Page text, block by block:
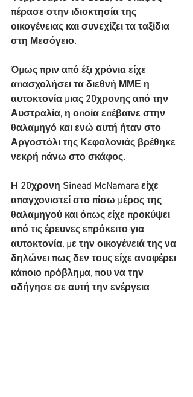
πέρασε στην ιδιοκτησία της
οικογένειας και συνεχίζει τα ταξίδια
στη Μεσόγειο.
Όμως πριν από έξι χρόνια είχε
απασχολήσει τα διεθνή ΜΜΕ η
αυτοκτονία μιας 20χρονης από την
Αυστραλία, η οποία επέβαινε στην
θαλαμηγό και ενώ αυτή ήταν στο
Αργοστόλι της Κεφαλονιάς βρέθηκε
νεκρή πάνω στο σκάφος.
Η 20χρονη Sinead McNamara είχε
απαγχονιστεί στο πίσω μέρος της
θαλαμηγού και όπως είχε προκύψει
από τις έρευνες επρόκειτο για
αυτοκτονία, με την οικογένειά της να
δηλώνει πως δεν τους είχε αναφέρει
κάποιο πρόβλημα, που να την
οδήγησε σε αυτή την ενέργεια